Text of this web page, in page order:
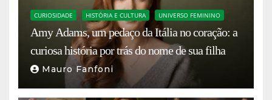
CURIOSIDADE HISTÓRIA E CULTURA UNIVERSO FEMININO
Amy Adams, um pedaço da Itália no coração: a
curiosa história por trás do nome de sua filha
Mauro Fanfoni